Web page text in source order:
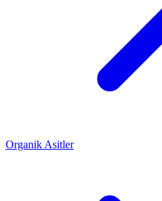
Organik Asitler